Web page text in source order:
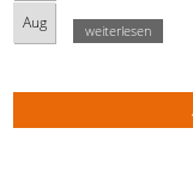
Aug
weiterlesen